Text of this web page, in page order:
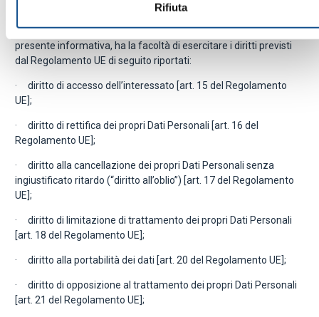
Rifiuta
L’interessato, in relazione ai dati personali oggetto della
presente informativa, ha la facoltà di esercitare i diritti previsti
dal Regolamento UE di seguito riportati:
· diritto di accesso dell’interessato [art. 15 del Regolamento
UE];
· diritto di rettifica dei propri Dati Personali [art. 16 del
Regolamento UE];
· diritto alla cancellazione dei propri Dati Personali senza
ingiustificato ritardo (“diritto all’oblio”) [art. 17 del Regolamento
UE];
· diritto di limitazione di trattamento dei propri Dati Personali
[art. 18 del Regolamento UE];
· diritto alla portabilità dei dati [art. 20 del Regolamento UE];
· diritto di opposizione al trattamento dei propri Dati Personali
[art. 21 del Regolamento UE];